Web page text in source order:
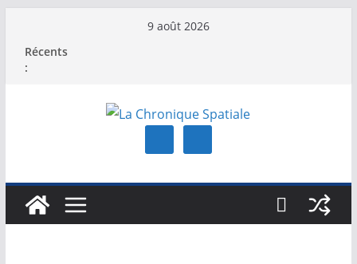
contenu
9 août 2026
Récents
: